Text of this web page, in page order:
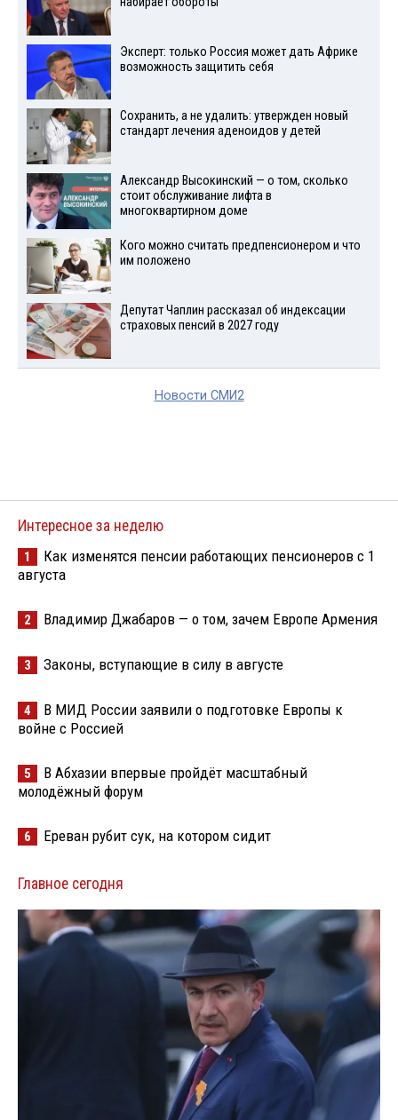
Эксперт: только Россия может дать Африке
возможность защитить себя
Сохранить, а не удалить: утвержден новый
стандарт лечения аденоидов у детей
Александр Высокинский — о том, сколько
стоит обслуживание лифта в
многоквартирном доме
Кого можно считать предпенсионером и что
им положено
Депутат Чаплин рассказал об индексации
страховых пенсий в 2027 году
Новости СМИ2
Интересное за неделю
1
Как изменятся пенсии работающих пенсионеров с 1
августа
2 Владимир Джабаров — о том, зачем Европе Армения
3 Законы, вступающие в силу в августе
4
В МИД России заявили о подготовке Европы к
войне с Россией
5
В Абхазии впервые пройдёт масштабный
молодёжный форум
6 Ереван рубит сук, на котором сидит
Главное сегодня